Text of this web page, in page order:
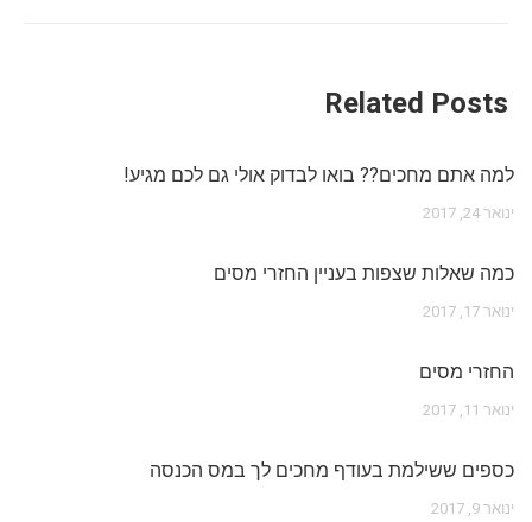
Related Posts
למה אתם מחכים?? בואו לבדוק אולי גם לכם מגיע!
ינואר 24, 2017
כמה שאלות שצפות בעניין החזרי מסים
ינואר 17, 2017
החזרי מסים
ינואר 11, 2017
כספים ששילמת בעודף מחכים לך במס הכנסה
ינואר 9, 2017